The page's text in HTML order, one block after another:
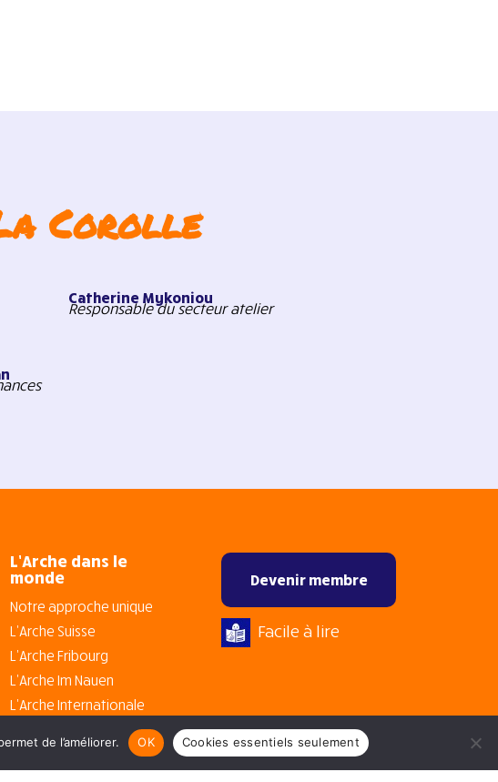
Corolle
Catherine Mykoniou
Responsable du secteur atelier
L’Arche dans le
monde
Notre approche unique
L’Arche Suisse
L’Arche Fribourg
L’Arche Im Nauen
L’Arche Internationale
Devenir membre
Facile à lire
de l’améliorer. OK Cookies essentiels seulement